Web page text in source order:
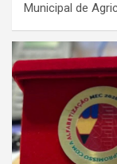
Municipal de